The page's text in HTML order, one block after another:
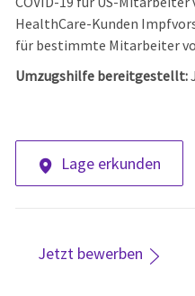
HealthCare-Kunden
für bestimmte Mitarbeiter
Umzugshilfe bereitgestellt:
Lage erkunden
Jetzt bewerben